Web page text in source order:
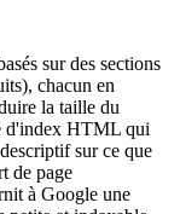
sur des sections
chacun en
la taille du
d'index HTML qui
sur ce que
de page
à Google une